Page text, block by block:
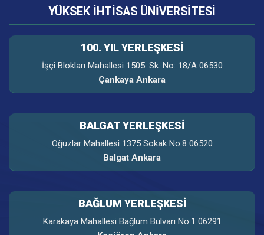
YÜKSEK İHTİSAS ÜNİVERSİTESİ
100. YIL YERLEŞKESI
İşçi Blokları Mahallesi 1505. Sk. No: 18/A 06530
Çankaya Ankara
BALGAT YERLEŞKESİ
Oğuzlar Mahallesi 1375 Sokak No:8 06520
Balgat Ankara
BAĞLUM YERLEŞKESİ
Karakaya Mahallesi Bağlum Bulvarı No:1 06291